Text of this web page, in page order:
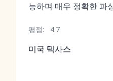
능하며 매우 정확한 파
평점: 4.7
미국 텍사스